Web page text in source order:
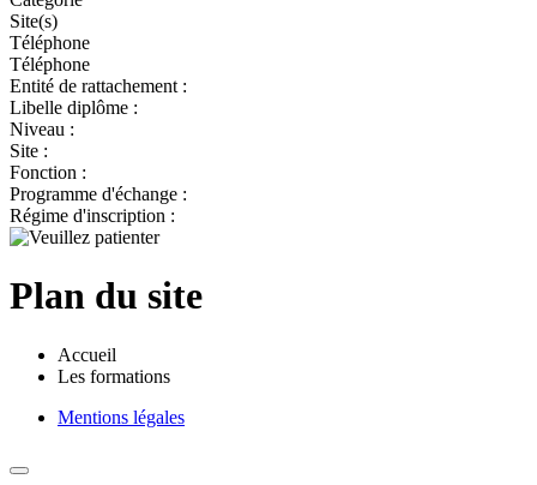
Site(s)
Téléphone
Téléphone
Entité de rattachement :
Libelle diplôme :
Niveau :
Site :
Fonction :
Programme d'échange :
Régime d'inscription :
Plan du site
Accueil
Les formations
Mentions légales